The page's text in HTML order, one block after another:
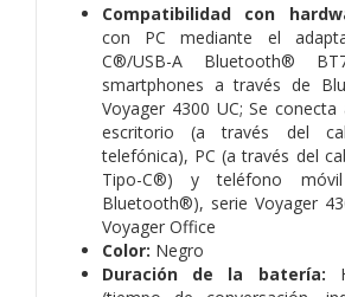
Compatibilidad con
con PC mediante el
C®/USB-A Bluetooth®
smartphones a través de
Voyager 4300 UC; Se
escritorio (a través del
telefónica), PC (a través del
Tipo-C®) y teléfono
Bluetooth®), serie Voyager
Voyager Office
Color: Negro
Duración de la batería: